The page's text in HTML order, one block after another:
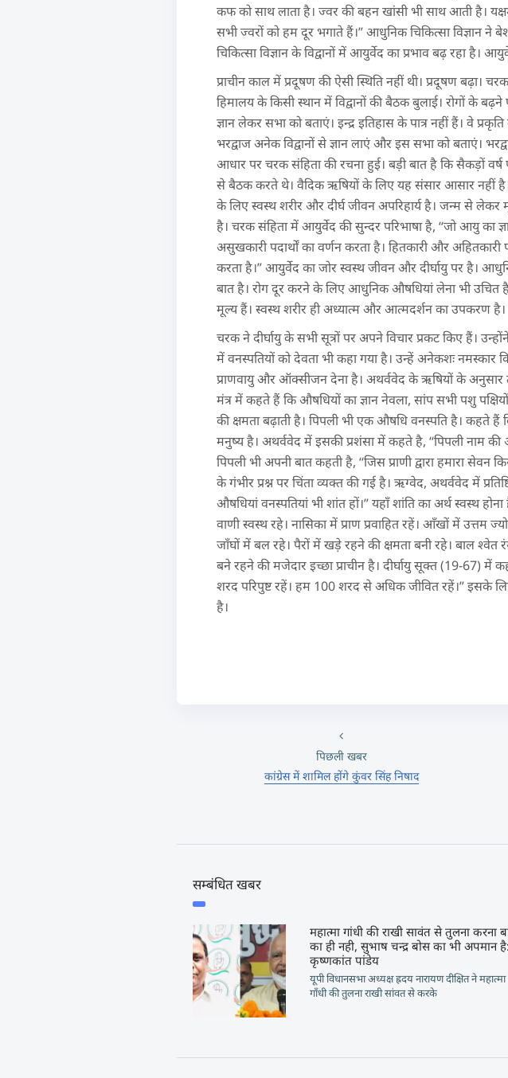
कफ को साथ लाता है। ज्वर की बहन खांसी भी साथ आती है।
सभी ज्वरों को हम दूर भगाते हैं।” आधुनिक चिकित्सा विज्ञान ने
चिकित्सा विज्ञान के विद्वानों में आयुर्वेद का प्रभाव बढ़ रहा है।
प्राचीन काल में प्रदूषण की ऐसी स्थिति नहीं थी। प्रदूषण बढ़ा।
हिमालय के किसी स्थान में विद्वानों की बैठक बुलाई। रोगों के
ज्ञान लेकर सभा को बताएं। इन्द्र इतिहास के पात्र नहीं हैं। वे
भरद्वाज अनेक विद्वानों से ज्ञान लाएं और इस सभा को बताएं।
आधार पर चरक संहिता की रचना हुई। बड़ी बात है कि सैकड़ों वर्ष
से बैठक करते थे। वैदिक ऋषियों के लिए यह संसार आसार नहीं है।
के लिए स्वस्थ शरीर और दीर्घ जीवन अपरिहार्य है। जन्म से
है। चरक संहिता में आयुर्वेद की सुन्दर परिभाषा है, ‘‘जो आयु
असुखकारी पदार्थों का वर्णन करता है। हितकारी और
करता है।” आयुर्वेद का जोर स्वस्थ जीवन और दीर्घायु पर है।
बात है। रोग दूर करने के लिए आधुनिक औषधियां लेना भी उचित
मूल्य हैं। स्वस्थ शरीर ही अध्यात्म और आत्मदर्शन का उपकरण है।
चरक ने दीर्घायु के सभी सूत्रों पर अपने विचार प्रकट किए हैं।
में वनस्पतियों को देवता भी कहा गया है। उन्हें अनेकशः नमस्कार
प्राणवायु और ऑक्सीजन देना है। अथर्ववेद के ऋषियों के अनुसार
मंत्र में कहते हैं कि औषधियों का ज्ञान नेवला, सांप सभी पशु
की क्षमता बढ़ाती है। पिपली भी एक औषधि वनस्पति है। कहते
मनुष्य है। अथर्ववेद में इसकी प्रशंसा में कहते है, ‘‘पिपली नाम
पिपली भी अपनी बात कहती है, ‘‘जिस प्राणी द्वारा हमारा
के गंभीर प्रश्न पर चिंता व्यक्त की गई है। ऋग्वेद, अथर्ववेद में
औषधियां वनस्पतियां भी शांत हों।” यहाँ शांति का अर्थ स्वस्थ
वाणी स्वस्थ रहे। नासिका में प्राण प्रवाहित रहें। आँखों में उत्तम
जाँघों में बल रहे। पैरों में खड़े रहने की क्षमता बनी रहे। बाल
बने रहने की मजेदार इच्छा प्राचीन है। दीर्घायु सूक्त (19-67)
शरद परिपुष्ट रहें। हम 100 शरद से अधिक जीवित रहें।” इसके
है।
पिछली खबर
कांग्रेस में शामिल होंगे कुंवर सिंह निषाद
सम्बंधित खबर
महात्मा गांधी की राखी सावंत से तुलना करना
का ही नही, सुभाष चन्द्र बोस का भी अपमान है:
कृष्णकांत पांडेय
यूपी विधानसभा अध्यक्ष ह्रदय नारायण दीक्षित ने महात्मा
गाँधी की तुलना राखी सांवत से करके